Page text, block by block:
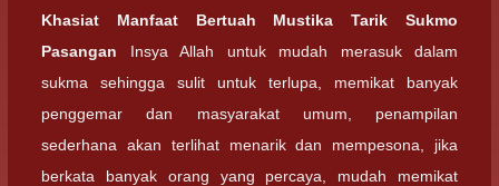
Khasiat Manfaat Bertuah Mustika Tarik Sukmo
Pasangan Insya Allah untuk mudah merasuk dalam
sukma sehingga sulit untuk terlupa, memikat banyak
penggemar dan masyarakat umum, penampilan
sederhana akan terlihat menarik dan mempesona, jika
berkata banyak orang yang percaya, mudah memikat